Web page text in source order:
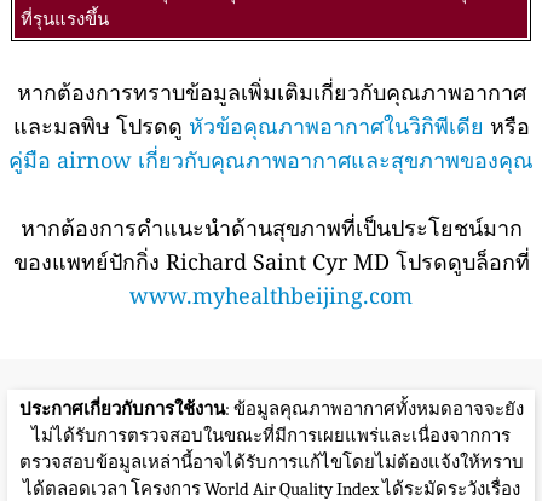
ที่รุนแรงขึ้น
หากต้องการทราบข้อมูลเพิ่มเติมเกี่ยวกับคุณภาพอากาศ
และมลพิษ โปรดดู หัวข้อคุณภาพอากาศในวิกิพีเดีย หรือ
คู่มือ airnow เกี่ยวกับคุณภาพอากาศและสุขภาพของคุณ
หากต้องการคำแนะนำด้านสุขภาพที่เป็นประโยชน์มาก
ของแพทย์ปักกิ่ง Richard Saint Cyr MD โปรดดูบล็อกที่
www.myhealthbeijing.com
ประกาศเกี่ยวกับการใช้งาน: ข้อมูลคุณภาพอากาศทั้งหมดอาจจะยัง
ไม่ได้รับการตรวจสอบในขณะที่มีการเผยแพร่และเนื่องจากการ
ตรวจสอบข้อมูลเหล่านี้อาจได้รับการแก้ไขโดยไม่ต้องแจ้งให้ทราบ
ได้ตลอดเวลา โครงการ World Air Quality Index ได้ระมัดระวังเรื่อง